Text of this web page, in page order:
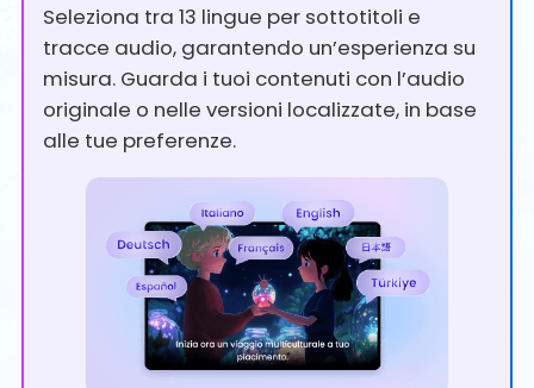
Seleziona tra 13 lingue per sottotitoli e
tracce audio, garantendo un’esperienza su
misura. Guarda i tuoi contenuti con l’audio
originale o nelle versioni localizzate, in base
alle tue preferenze.